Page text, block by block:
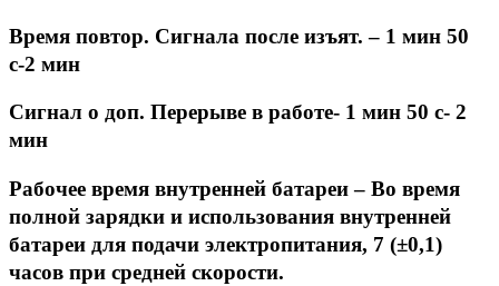
Время повтор. Сигнала после изъят. – 1 мин 50
с-2 мин
Сигнал о доп. Перерыве в работе- 1 мин 50 с- 2
мин
Рабочее время внутренней батареи – Во время
полной зарядки и использования внутренней
батареи для подачи электропитания, 7 (±0,1)
часов при средней скорости.